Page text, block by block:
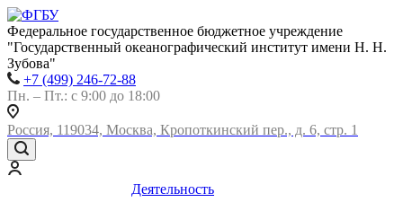
Федеральное государственное бюджетное учреждение
"Государственный океанографический институт имени Н. Н.
Зубова"
+7 (499) 246-72-88
Пн. – Пт.: с 9:00 до 18:00
Россия, 119034, Москва, Кропоткинский пер., д. 6, стр. 1
Деятельность